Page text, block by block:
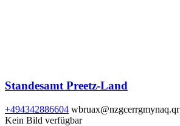
Standesamt Preetz-Land
+494342886604 wbruax@nzgcerrgmynaq.qr
Kein Bild verfügbar